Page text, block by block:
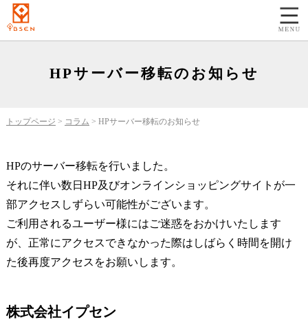
HPサーバー移転のお知らせ
トップページ > コラム > HPサーバー移転のお知らせ
HPのサーバー移転を行いました。
それに伴い数日HP及びオンラインショッピングサイトが一
部アクセスしずらい可能性がございます。
ご利用されるユーザー様にはご迷惑をおかけいたします
が、正常にアクセスできなかった際はしばらく時間を開け
た後再度アクセスをお願いします。
株式会社イプセン